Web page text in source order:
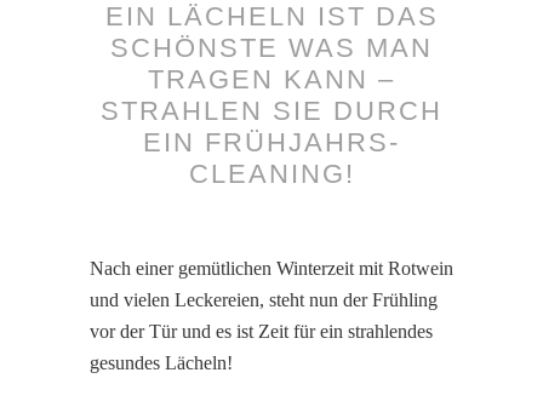
EIN LÄCHELN IST DAS
SCHÖNSTE WAS MAN
TRAGEN KANN –
STRAHLEN SIE DURCH
EIN FRÜHJAHRS-
CLEANING!
Nach einer gemütlichen Winterzeit mit Rotwein
und vielen Leckereien, steht nun der Frühling
vor der Tür und es ist Zeit für ein strahlendes
gesundes Lächeln!